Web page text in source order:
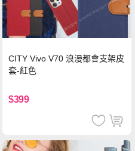
CITY Vivo V70 浪漫都會支架皮
套-紅色
$399